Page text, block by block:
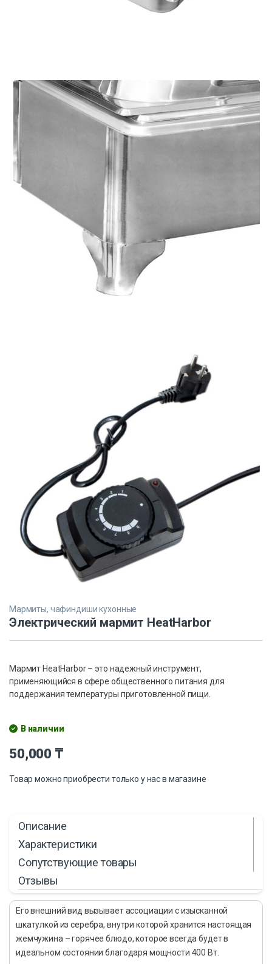
Мармиты, чафиндиши кухонные
Электрический мармит HeatHarbor
Мармит HeatHarbor – это надежный инструмент,
применяющийся в сфере общественного питания для
поддержания температуры приготовленной пищи.
В наличии
50,000 ₸
Товар можно приобрести только у нас в магазине
Описание
Характеристики
Сопутствующие товары
Отзывы
Его внешний вид вызывает ассоциации с изысканной
шкатулкой из серебра, внутри которой хранится настоящая
жемчужина – горячее блюдо, которое всегда будет в
идеальном состоянии благодаря мощности 400 Вт.